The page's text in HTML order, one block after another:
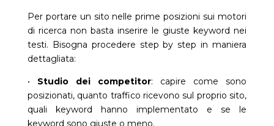
Per portare un sito nelle prime posizioni sui motori
di ricerca non basta inserire le giuste keyword nei
testi. Bisogna procedere step by step in maniera
dettagliata:
• Studio dei competitor: capire come sono
posizionati, quanto traffico ricevono sul proprio sito,
quali keyword hanno implementato e se le
keyword sono giuste o meno.